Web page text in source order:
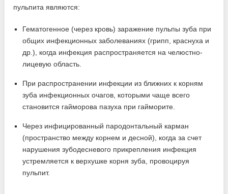
пульпита являются:
Гематогенное (через кровь) заражение пульпы зуба при
общих инфекционных заболеваниях (грипп, краснуха и
др.), когда инфекция распространяется на челюстно-
лицевую область.
При распространении инфекции из ближних к корням
зуба инфекционных очагов, которыми чаще всего
становится гайморова пазуха при гайморите.
Через инфицированный пародонтальный карман
(пространство между корнем и десной), когда за счет
нарушения зубодесневого прикрепления инфекция
устремляется к верхушке корня зуба, провоцируя
пульпит.